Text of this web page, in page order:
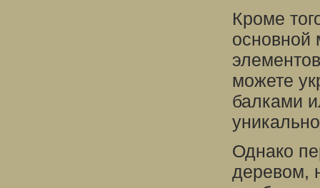
Кроме
основной
можете
балками
Однако
деревом,